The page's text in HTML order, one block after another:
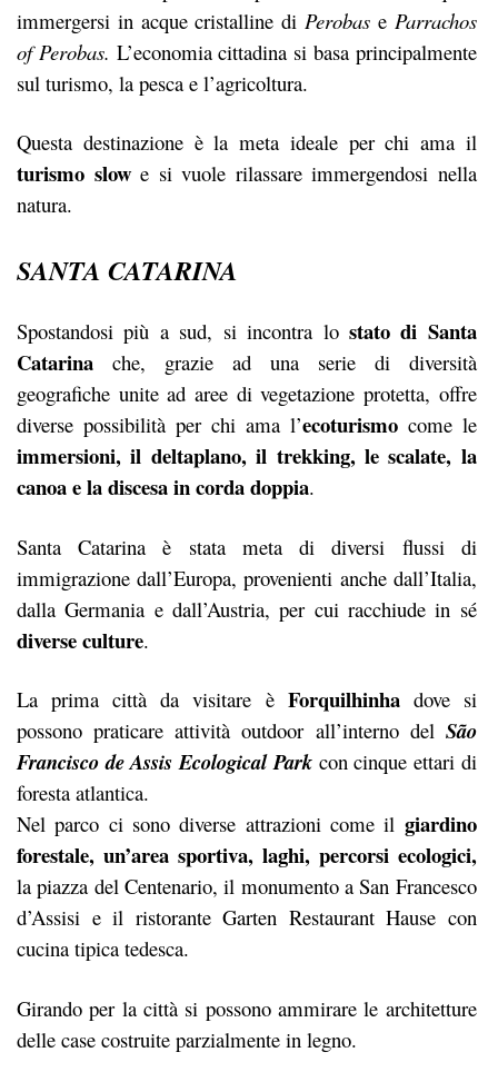
immergersi in acque cristalline di Perobase Parrachos
of Perobas. L’economia cittadina si basa principalmente
sul turismo, la pesca e l’agricoltura.
Questa destinazione è la meta ideale per chi ama il
turismo slowe si vuole rilassare immergendosi nella
natura.
SANTA CATARINA
Spostandosi più a sud, si incontra lo stato di Santa
Catarina che, grazie ad una serie di diversità
geografiche unite ad aree di vegetazione protetta, offre
diverse possibilità per chi ama l’ecoturismocome le
immersioni, il deltaplano, il trekking, le scalate, la
canoa e la discesa in corda doppia.
Santa Catarina è stata meta di diversi flussi di
immigrazione dall’Europa, provenienti anche dall’Italia,
dalla Germania e dall’Austria, per cui racchiude in sé
diverse culture.
La prima città da visitare è Forquilhinha dove si
possono praticare attività outdoor all’interno del São
Francisco de Assis Ecological Park con cinque ettari di
foresta atlantica.
Nel parco ci sono diverse attrazioni come il giardino
forestale, un’area sportiva, laghi, percorsi ecologici,
la piazza del Centenario, il monumento a San Francesco
d’Assisi e il ristorante Garten Restaurant Hause con
cucina tipica tedesca.
Girando per la città si possono ammirare le architetture
delle case costruite parzialmente in legno.